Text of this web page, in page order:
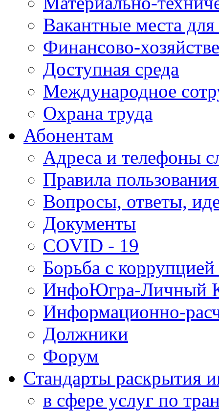
Вакантные места
Финансово-
Доступная среда
Международное
Охрана труда
Абонентам
Адреса и телефоны
Правила
Вопросы, ответы,
Документы
COVID - 19
Борьба с
ИнфоЮгра-Личный
Информационно-
Должники
Форум
Стандарты раскрытия
в сфере услуг по